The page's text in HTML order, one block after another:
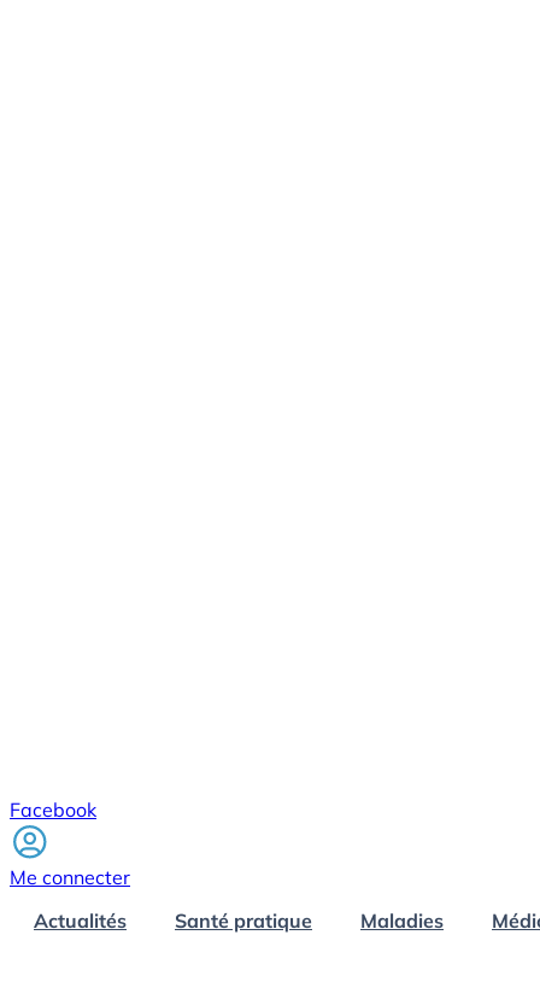
Facebook
Me connecter
Actualités
Santé pratique Maladies